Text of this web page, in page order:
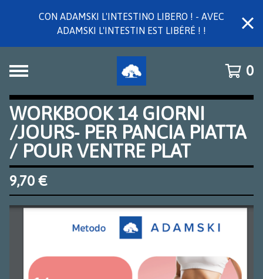
CON ADAMSKI L'INTESTINO LIBERO ! - AVEC
ADAMSKI L'INTESTIN EST LIBÉRÉ ! !
0
WORKBOOK 14 GIORNI
/JOURS- PER PANCIA PIATTA
/ POUR VENTRE PLAT
9,70 €